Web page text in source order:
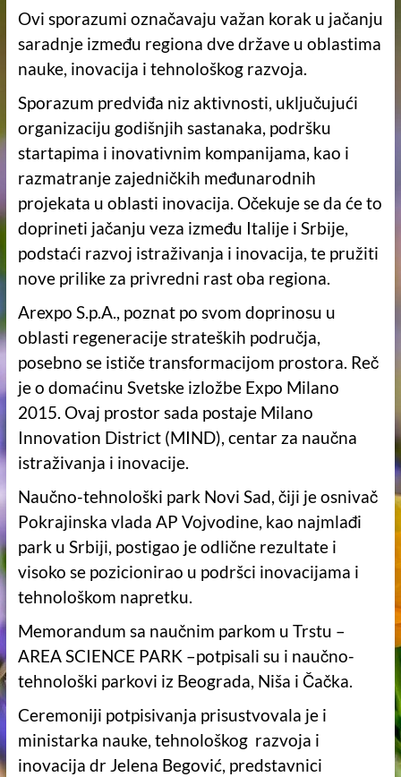
Ovi sporazumi označavaju važan korak u jačanju
saradnje između regiona dve države u oblastima
nauke, inovacija i tehnološkog razvoja.
Sporazum predviđa niz aktivnosti, uključujući
organizaciju godišnjih sastanaka, podršku
startapima i inovativnim kompanijama, kao i
razmatranje zajedničkih međunarodnih
projekata u oblasti inovacija. Očekuje se da će to
doprineti jačanju veza između Italije i Srbije,
podstaći razvoj istraživanja i inovacija, te pružiti
nove prilike za privredni rast oba regiona.
Arexpo S.p.A., poznat po svom doprinosu u
oblasti regeneracije strateških područja,
posebno se ističe transformacijom prostora. Reč
je o domaćinu Svetske izložbe Expo Milano
2015. Ovaj prostor sada postaje Milano
Innovation District (MIND), centar za naučna
istraživanja i inovacije.
Naučno-tehnološki park Novi Sad, čiji je osnivač
Pokrajinska vlada AP Vojvodine, kao najmlađi
park u Srbiji, postigao je odlične rezultate i
visoko se pozicionirao u podršci inovacijama i
tehnološkom napretku.
Memorandum sa naučnim parkom u Trstu –
AREA SCIENCE PARK –potpisali su i naučno-
tehnološki parkovi iz Beograda, Niša i Čačka.
Ceremoniji potpisivanja prisustvovala je i
ministarka nauke, tehnološkog razvoja i
inovacija dr Jelena Begović, predstavnici